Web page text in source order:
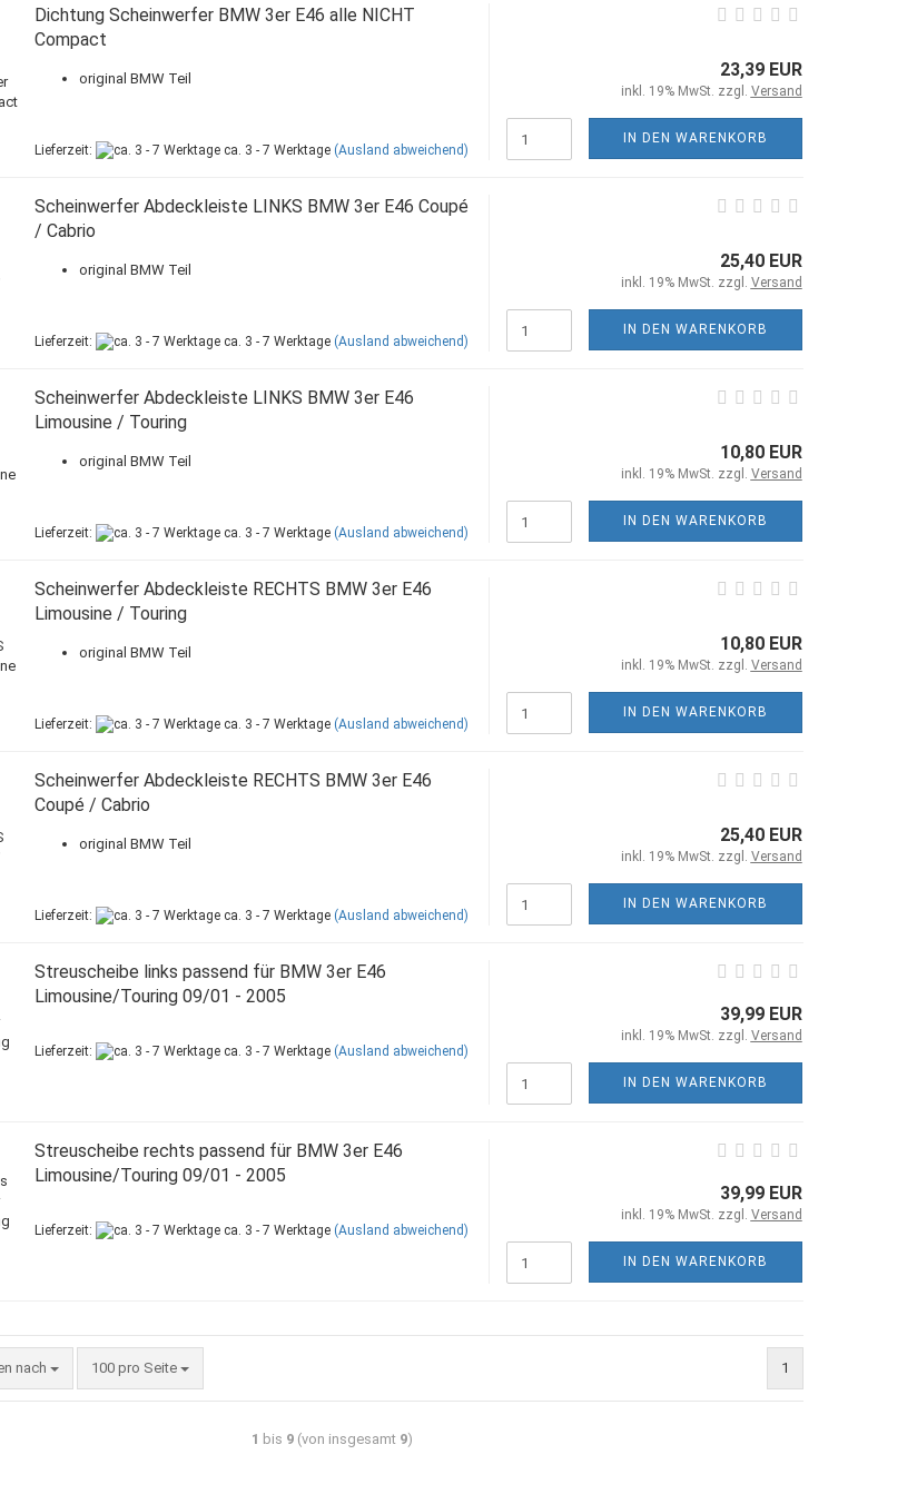
Dichtung Scheinwerfer BMW 3er E46 alle NICHT
Compact
original BMW Teil
Lieferzeit: ca. 3 - 7 Werktage (Ausland abweichend)
23,39 EUR
inkl. 19% MwSt. zzgl. Versand
IN DEN WARENKORB
Scheinwerfer Abdeckleiste LINKS BMW 3er E46 Coupé
/ Cabrio
original BMW Teil
Lieferzeit: ca. 3 - 7 Werktage (Ausland abweichend)
25,40 EUR
inkl. 19% MwSt. zzgl. Versand
IN DEN WARENKORB
Scheinwerfer Abdeckleiste LINKS BMW 3er E46
Limousine / Touring
original BMW Teil
Lieferzeit: ca. 3 - 7 Werktage (Ausland abweichend)
10,80 EUR
inkl. 19% MwSt. zzgl. Versand
IN DEN WARENKORB
Scheinwerfer Abdeckleiste RECHTS BMW 3er E46
Limousine / Touring
original BMW Teil
Lieferzeit: ca. 3 - 7 Werktage (Ausland abweichend)
10,80 EUR
inkl. 19% MwSt. zzgl. Versand
IN DEN WARENKORB
Scheinwerfer Abdeckleiste RECHTS BMW 3er E46
Coupé / Cabrio
original BMW Teil
Lieferzeit: ca. 3 - 7 Werktage (Ausland abweichend)
25,40 EUR
inkl. 19% MwSt. zzgl. Versand
IN DEN WARENKORB
Streuscheibe links passend für BMW 3er E46
Limousine/Touring 09/01 - 2005
Lieferzeit: ca. 3 - 7 Werktage (Ausland abweichend)
39,99 EUR
inkl. 19% MwSt. zzgl. Versand
IN DEN WARENKORB
Streuscheibe rechts passend für BMW 3er E46
Limousine/Touring 09/01 - 2005
Lieferzeit: ca. 3 - 7 Werktage (Ausland abweichend)
39,99 EUR
inkl. 19% MwSt. zzgl. Versand
IN DEN WARENKORB
nach 100 pro Seite 1
1 bis 9(von insgesamt 9)